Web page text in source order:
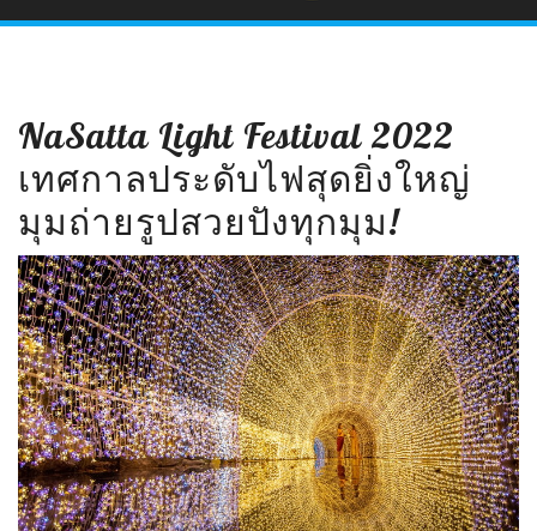
NaSatta Light Festival 2022
เทศกาลประดับไฟสุดยิ่งใหญ่
มุมถ่ายรูปสวยปังทุกมุม!